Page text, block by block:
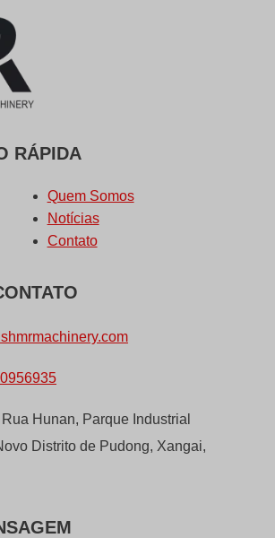
RÁPIDA
Quem Somos
Notícias
Contato
Hunan, Parque Industrial
Distrito de Pudong, Xangai,